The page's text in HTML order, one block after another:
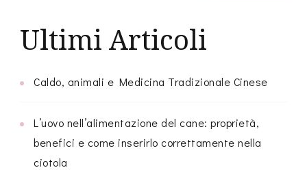
Ultimi Articoli
Caldo, animali e Medicina Tradizionale Cinese
L’uovo nell’alimentazione del cane: proprietà,
benefici e come inserirlo correttamente nella
ciotola